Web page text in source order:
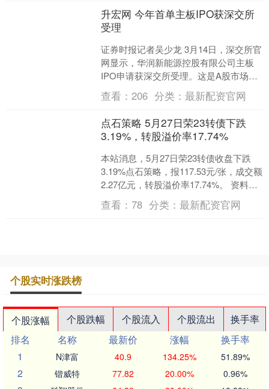
升宏网 今年首单主板IPO获深交所
受理
证券时报记者吴少龙 3月14日，深交所官
网显示，华润新能源控股有限公司主板
IPO申请获深交所受理。这是A股市场今
年受理的首单主板IPO项目。 作为华润
电力全资子....
查看：206 分类：最新配资官网
点石策略 5月27日荣23转债下跌
3.19%，转股溢价率17.74%
本站消息，5月27日荣23转债收盘下跌
3.19%点石策略，报117.53元/张，成交额
2.27亿元，转股溢价率17.74%。 资料显
示，荣23转债信用级别为“A....
查看：78 分类：最新配资官网
个股实时涨跌榜
个股涨幅 个股跌幅 个股流入 个股流出
换手率
排名
名称 最新价 涨幅
换手率
1
N津富 40.9 134.25% 51.89%
2 锴威特 77.82 20.00% 0.96%